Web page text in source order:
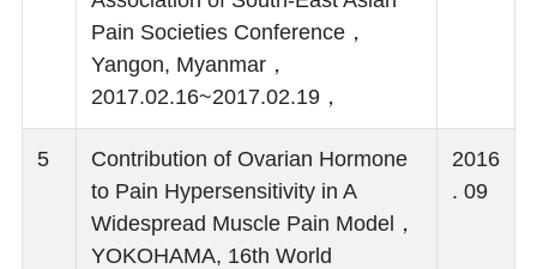
Pain Societies Conference，
Yangon, Myanmar，
2017.02.16~2017.02.19，
5
Contribution of Ovarian Hormone
to Pain Hypersensitivity in A
Widespread Muscle Pain Model，
YOKOHAMA, 16th World
2016
. 09